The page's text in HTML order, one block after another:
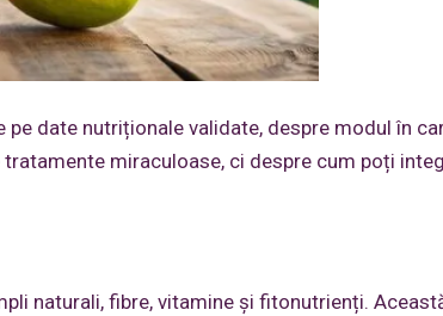
date nutriționale validate, despre modul în
miraculoase, ci despre cum poți
naturali, fibre, vitamine și fitonutrienți.